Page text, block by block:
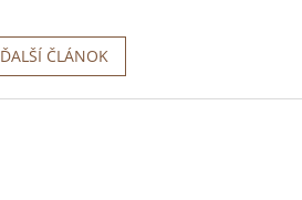
ĎALŠÍ ČLÁNOK